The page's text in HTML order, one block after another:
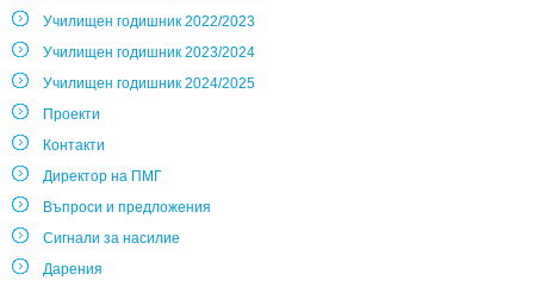
Училищен годишник 2022/2023
Училищен годишник 2023/2024
Училищен годишник 2024/2025
Проекти
Контакти
Директор на ПМГ
Въпроси и предложения
Сигнали за насилие
Дарения